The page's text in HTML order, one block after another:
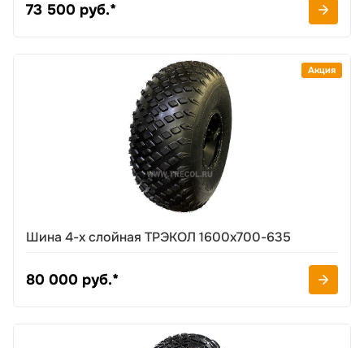
73 500 руб.*
Акция
Шина 4-х слойная ТРЭКОЛ 1600х700-635
80 000 руб.*